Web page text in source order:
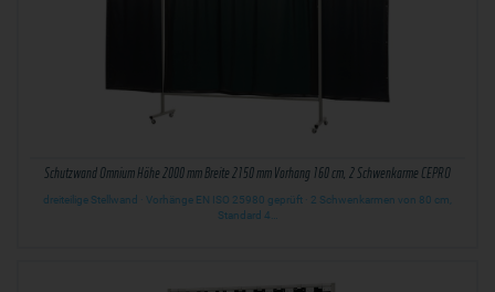
Schutzwand Omnium Höhe 2000 mm Breite 2150 mm Vorhang 160 cm, 2 Schwenkarme CEPRO
dreiteilige Stellwand · Vorhänge EN ISO 25980 geprüft · 2 Schwenkarmen von 80 cm,
Standard 4…